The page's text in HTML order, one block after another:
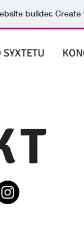
builder. Create
SYXTETU